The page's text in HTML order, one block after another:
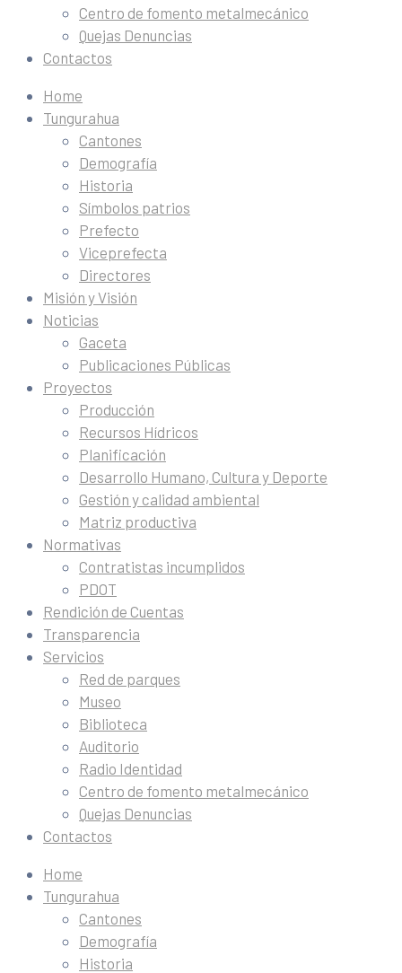
Centro de fomento metalmecánico
Quejas Denuncias
Contactos
Home
Tungurahua
Cantones
Demografía
Historia
Símbolos patrios
Prefecto
Viceprefecta
Directores
Misión y Visión
Noticias
Gaceta
Publicaciones Públicas
Proyectos
Producción
Recursos Hídricos
Planificación
Desarrollo Humano, Cultura y Deporte
Gestión y calidad ambiental
Matriz productiva
Normativas
Contratistas incumplidos
PDOT
Rendición de Cuentas
Transparencia
Servicios
Red de parques
Museo
Biblioteca
Auditorio
Radio Identidad
Centro de fomento metalmecánico
Quejas Denuncias
Contactos
Home
Tungurahua
Cantones
Demografía
Historia